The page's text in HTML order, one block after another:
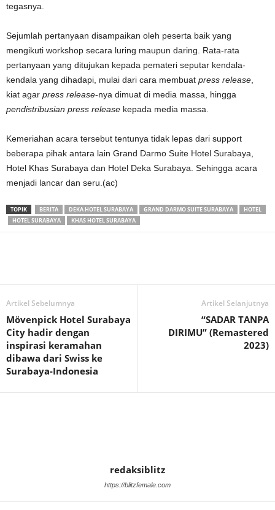
tegasnya.
Sejumlah pertanyaan disampaikan oleh peserta baik yang
mengikuti workshop secara luring maupun daring. Rata-rata
pertanyaan yang ditujukan kepada pemateri seputar kendala-
kendala yang dihadapi, mulai dari cara membuat press release
kiat agar press release-nya dimuat di media massa, hingga
pendistribusian press release kepada media massa.
Kemeriahan acara tersebut tentunya tidak lepas dari support
beberapa pihak antara lain Grand Darmo Suite Hotel Surabaya,
Hotel Khas Surabaya dan Hotel Deka Surabaya. Sehingga acara
menjadi lancar dan seru.(ac)
TOPIK BERITA DEKA HOTEL SURABAYA GRAND DARMO SUITE SURABAYA
HOTEL
HOTEL SURABAYA
KHAS HOTEL SURABAYA
Artikel Sebelumnya
Mövenpick Hotel Surabaya
City hadir dengan
inspirasi keramahan
dibawa dari Swiss ke
Surabaya-Indonesia
Artikel Selanjutnya
“SADAR TANPA
DIRIMU” (Remastered
2023)
redaksiblitz
https://blitzfemale.com